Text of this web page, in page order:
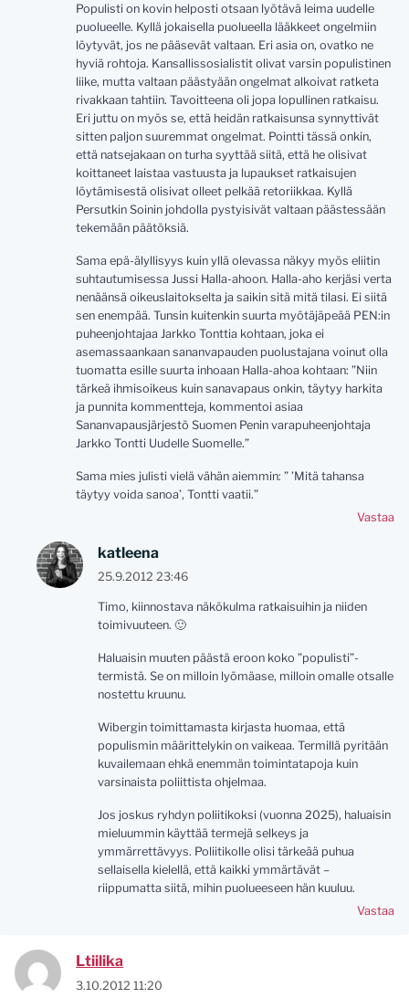
Populisti on kovin helposti otsaan lyötävä leima uudelle
puolueelle. Kyllä jokaisella puolueella lääkkeet ongelmiin
löytyvät, jos ne pääsevät valtaan. Eri asia on, ovatko ne
hyviä rohtoja. Kansallissosialistit olivat varsin populistinen
liike, mutta valtaan päästyään ongelmat alkoivat ratketa
rivakkaan tahtiin. Tavoitteena oli jopa lopullinen ratkaisu.
Eri juttu on myös se, että heidän ratkaisunsa synnyttivät
sitten paljon suuremmat ongelmat. Pointti tässä onkin,
että natsejakaan on turha syyttää siitä, että he olisivat
koittaneet laistaa vastuusta ja lupaukset ratkaisujen
löytämisestä olisivat olleet pelkää retoriikkaa. Kyllä
Persutkin Soinin johdolla pystyisivät valtaan päästessään
tekemään päätöksiä.
Sama epä-älyllisyys kuin yllä olevassa näkyy myös eliitin
suhtautumisessa Jussi Halla-ahoon. Halla-aho kerjäsi verta
nenäänsä oikeuslaitokselta ja saikin sitä mitä tilasi. Ei siitä
sen enempää. Tunsin kuitenkin suurta myötäjäpeää PEN:in
puheenjohtajaa Jarkko Tonttia kohtaan, joka ei
asemassaankaan sananvapauden puolustajana voinut olla
tuomatta esille suurta inhoaan Halla-ahoa kohtaan: ”Niin
tärkeä ihmisoikeus kuin sanavapaus onkin, täytyy harkita
ja punnita kommentteja, kommentoi asiaa
Sananvapausjärjestö Suomen Penin varapuheenjohtaja
Jarkko Tontti Uudelle Suomelle.”
Sama mies julisti vielä vähän aiemmin: ” ’Mitä tahansa
täytyy voida sanoa’, Tontti vaatii.”
Vastaa
katleena
25.9.2012 23:46
Timo, kiinnostava näkökulma ratkaisuihin ja niiden
toimivuuteen. 🙂
Haluaisin muuten päästä eroon koko ”populisti”-
termistä. Se on milloin lyömäase, milloin omalle otsalle
nostettu kruunu.
Wibergin toimittamasta kirjasta huomaa, että
populismin määrittelykin on vaikeaa. Termillä pyritään
kuvailemaan ehkä enemmän toimintatapoja kuin
varsinaista poliittista ohjelmaa.
Jos joskus ryhdyn poliitikoksi (vuonna 2025), haluaisin
mieluummin käyttää termejä selkeys ja
ymmärrettävyys. Poliitikolle olisi tärkeää puhua
sellaisella kielellä, että kaikki ymmärtävät –
riippumatta siitä, mihin puolueeseen hän kuuluu.
Vastaa
Ltiilika
3.10.2012 11:20